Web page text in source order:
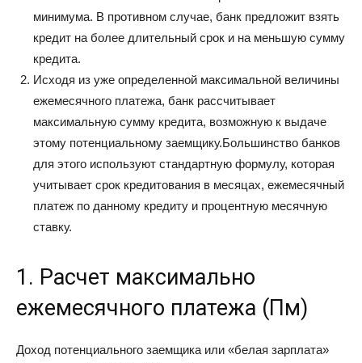
минимума. В противном случае, банк предложит взять
кредит на более длительный срок и на меньшую сумму
кредита.
Исходя из уже определенной максимальной величины
ежемесячного платежа, банк рассчитывает
максимальную сумму кредита, возможную к выдаче
этому потенциальному заемщику.Большинство банков
для этого используют стандартную формулу, которая
учитывает срок кредитования в месяцах, ежемесячный
платеж по данному кредиту и процентную месячную
ставку.
1. Расчет максимально
ежемесячного платежа (Пм)
Доход потенциального заемщика или «белая зарплата»